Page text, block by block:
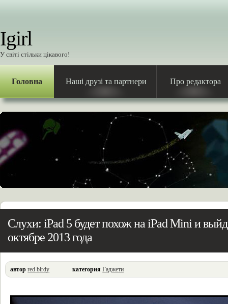
Igirl
У світі стільки цікавого!
Головна Наші друзі та партнери Про редактора
Слухи: iPad 5 будет похож на iPad Mini и
октябре 2013 года
автор red birdy категория Гаджети